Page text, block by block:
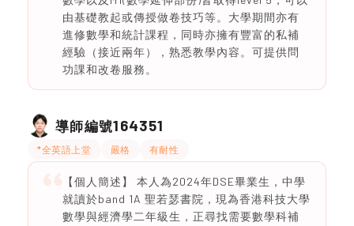
由基礎教起或傳授做卷技巧等。大學期間亦有
進修數學和統計課程，同時亦擁有豐富的私補
經驗（接近兩年），熟悉教學內容。可提供問
功課和改卷服務。
導師編號164351
*全英語上堂 嚴格 有耐性
【個人簡述】 本人為2024年DSE畢業生，中學
就讀於band 1A 聖若瑟書院，現為香港科技大學
數學與經濟學二年級生，正尋找需要數學科補